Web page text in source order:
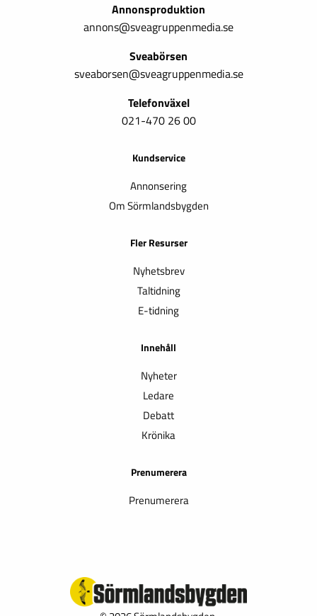
Annonsproduktion
annons@sveagruppenmedia.se
Sveabörsen
sveaborsen@sveagruppenmedia.se
Telefonväxel
021-470 26 00
Kundservice
Annonsering
Om Sörmlandsbygden
Fler Resurser
Nyhetsbrev
Taltidning
E-tidning
Innehåll
Nyheter
Ledare
Debatt
Krönika
Prenumerera
Prenumerera